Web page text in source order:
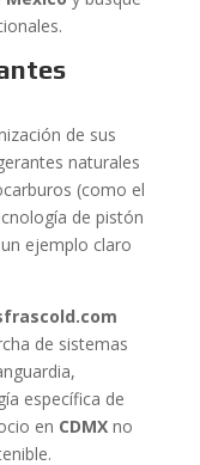
de sus
naturales
(como el
de pistón
ejemplo claro
de sistemas
específica de
en CDMXno